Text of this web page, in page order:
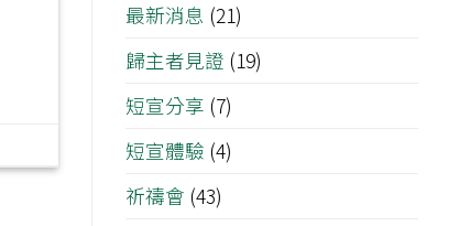
最新消息 (21)
歸主者見證 (19)
短宣分享 (7)
短宣體驗 (4)
祈禱會 (43)